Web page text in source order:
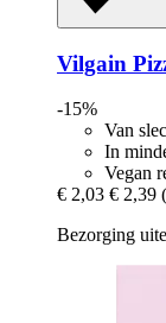
Vilgain
-15%
Van
In
Vegan
€ 2,03 € 2,39
Bezorging